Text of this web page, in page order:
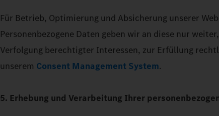
Für Betrieb, Optimierung und Absicherung unserer
Personenbezogene Daten geben wir an diese nur
Verfolgung berechtigter Interessen, zur Erfüllung
unserem Consent Management System.
5. Erhebung und Verarbeitung Ihrer